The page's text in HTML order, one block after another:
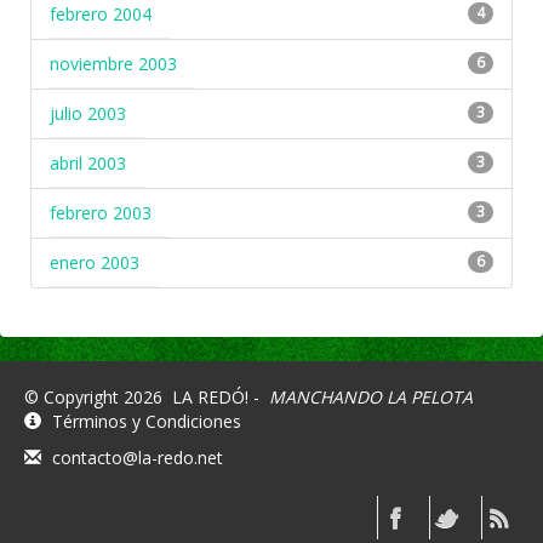
febrero 2004 4
noviembre 2003 6
julio 2003 3
abril 2003 3
febrero 2003 3
enero 2003 6
© Copyright 2026 LA REDÓ! - MANCHANDO LA PELOTA
Términos y Condiciones
contacto@la-redo.net